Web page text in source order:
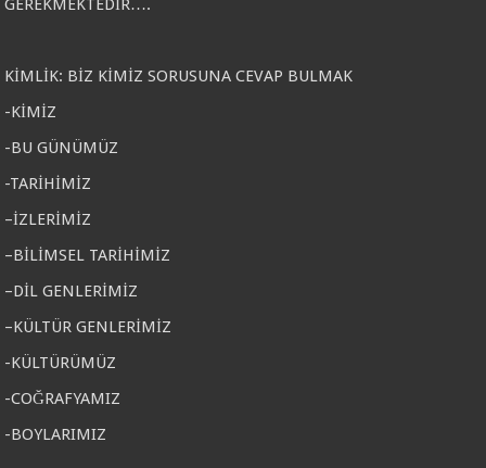
GEREKMEKTEDİR….
KİMLİK: BİZ KİMİZ SORUSUNA CEVAP BULMAK
-KİMİZ
-BU GÜNÜMÜZ
-TARİHİMİZ
–İZLERİMİZ
–BİLİMSEL TARİHİMİZ
–DİL GENLERİMİZ
–KÜLTÜR GENLERİMİZ
-KÜLTÜRÜMÜZ
-COĞRAFYAMIZ
-BOYLARIMIZ